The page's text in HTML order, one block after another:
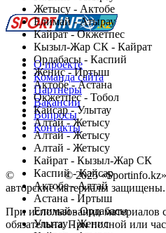
Жетысу - Актобе
Елимай - Атырау
Кайрат - Окжетпес
Кызыл-Жар СК - Кайрат
Ордабасы - Каспий
Женис - Иртыш
Актобе - Астана
Окжетпес - Тобол
Кайсар - Улытау
Алтай - Жетысу
Алтай - Жетысу
Алтай - Жетысу
Кайрат - Кызыл-Жар СК
Каспий - Кайсар
Актобе - Алтай
Астана - Иртыш
Елимай - Ордабасы
Улытау - Женис
О проекте
Команда сайта
Партнеры
Вакансии
Вопросы
Контакты
© Copyright© 2025
авторские материалы защищены.
При использовании материалов
обязательна. При полной или